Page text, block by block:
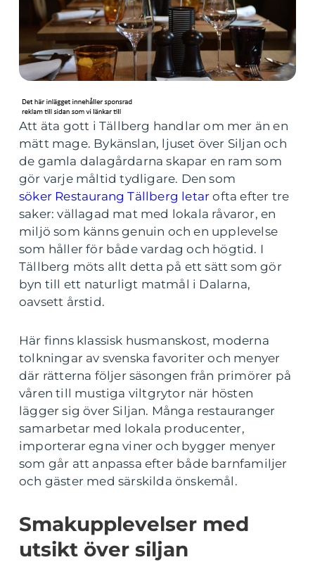
Att äta gott i Tällberg handlar om mer än en
mätt mage. Bykänslan, ljuset över Siljan och
de gamla dalagårdarna skapar en ram som
gör varje måltid tydligare. Den som
söker Restaurang Tällberg letar ofta efter tre
saker: vällagad mat med lokala råvaror, en
miljö som känns genuin och en upplevelse
som håller för både vardag och högtid. I
Tällberg möts allt detta på ett sätt som gör
byn till ett naturligt matmål i Dalarna,
oavsett årstid.
Här finns klassisk husmanskost, moderna
tolkningar av svenska favoriter och menyer
där rätterna följer säsongen från primörer på
våren till mustiga viltgrytor när hösten
lägger sig över Siljan. Många restauranger
samarbetar med lokala producenter,
importerar egna viner och bygger menyer
som går att anpassa efter både barnfamiljer
och gäster med särskilda önskemål.
Smakupplevelser med
utsikt över siljan